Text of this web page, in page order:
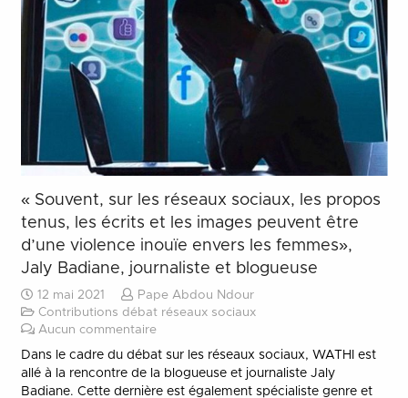
« Souvent, sur les réseaux sociaux, les propos
tenus, les écrits et les images peuvent être
d’une violence inouïe envers les femmes»,
Jaly Badiane, journaliste et blogueuse
12 mai 2021
Pape Abdou Ndour
Contributions débat réseaux sociaux
Aucun commentaire
Dans le cadre du débat sur les réseaux sociaux, WATHI est
allé à la rencontre de la blogueuse et journaliste Jaly
Badiane. Cette dernière est également spécialiste genre et